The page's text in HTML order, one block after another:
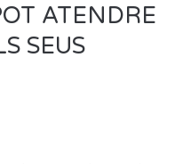
ATENDRE
SEUS